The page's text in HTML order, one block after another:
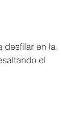
desfilar en la
el